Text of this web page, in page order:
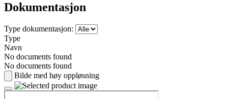
Dokumentasjon
Type dokumentasjon:
Type
Navn
No documents found
No documents found
Bilde med høy oppløsning